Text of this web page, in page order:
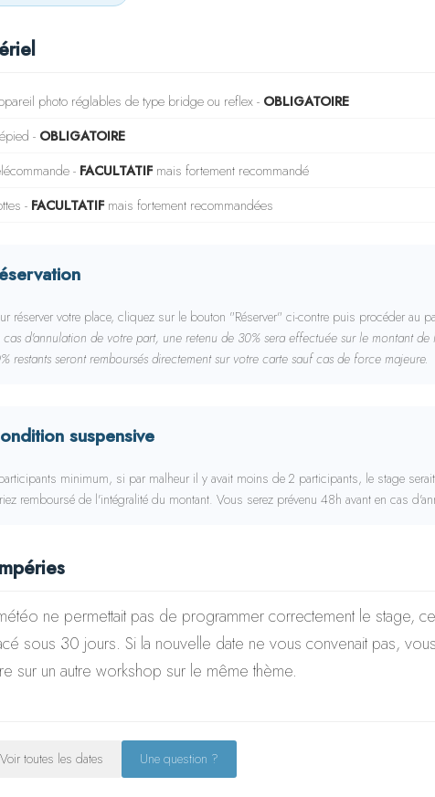
photo réglables de type bridge ou reflex - OBLIGATOIRE
- OBLIGATOIRE
- FACULTATIF mais fortement recommandé
- FACULTATIF mais fortement recommandées
réserver votre place, cliquez sur le bouton "Réserver" ci-contre puis procéder au
cas d'annulation de votre part, une retenu de 30% sera effectuée sur le montant de
restants seront remboursés directement sur votre carte sauf cas de force majeure.
suspensive
minimum, si par malheur il y avait moins de 2 participants, le stage
remboursé de l'intégralité du montant. Vous serez prévenu 48h avant en cas
ne permettait pas de programmer correctement le stage,
sous 30 jours. Si la nouvelle date ne vous convenait pas,
sur un autre workshop sur le même thème.
toutes les dates Une question ?